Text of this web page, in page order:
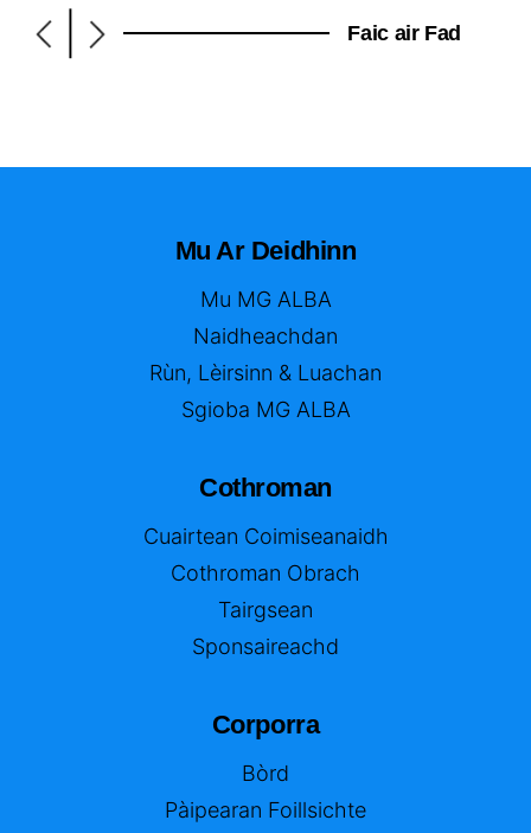
Faic air Fad
Mu Ar Deidhinn
Mu MG ALBA
Naidheachdan
Rùn, Lèirsinn & Luachan
Sgioba MG ALBA
Cothroman
Cuairtean Coimiseanaidh
Cothroman Obrach
Tairgsean
Sponsaireachd
Corporra
Bòrd
Pàipearan Foillsichte